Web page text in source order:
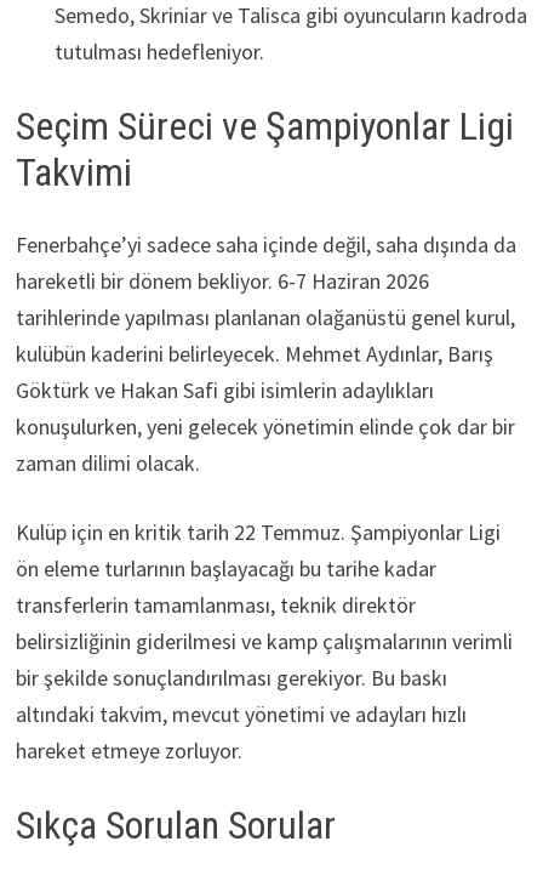
Semedo, Skriniar ve Talisca gibi oyuncuların kadroda
tutulması hedefleniyor.
Seçim Süreci ve Şampiyonlar Ligi
Takvimi
Fenerbahçe’yi sadece saha içinde değil, saha dışında da
hareketli bir dönem bekliyor. 6-7 Haziran 2026
tarihlerinde yapılması planlanan olağanüstü genel kurul,
kulübün kaderini belirleyecek. Mehmet Aydınlar, Barış
Göktürk ve Hakan Safi gibi isimlerin adaylıkları
konuşulurken, yeni gelecek yönetimin elinde çok dar bir
zaman dilimi olacak.
Kulüp için en kritik tarih 22 Temmuz. Şampiyonlar Ligi
ön eleme turlarının başlayacağı bu tarihe kadar
transferlerin tamamlanması, teknik direktör
belirsizliğinin giderilmesi ve kamp çalışmalarının verimli
bir şekilde sonuçlandırılması gerekiyor. Bu baskı
altındaki takvim, mevcut yönetimi ve adayları hızlı
hareket etmeye zorluyor.
Sıkça Sorulan Sorular